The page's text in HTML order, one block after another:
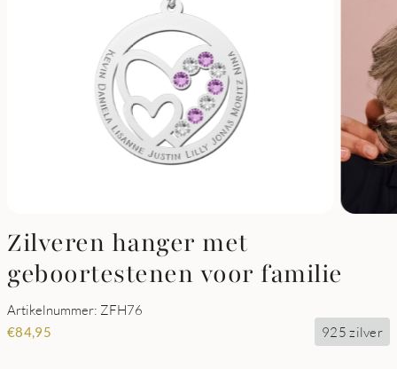
Zilveren hanger met
geboortestenen voor familie
Artikelnummer: ZFH76
€84,95 925 zilver